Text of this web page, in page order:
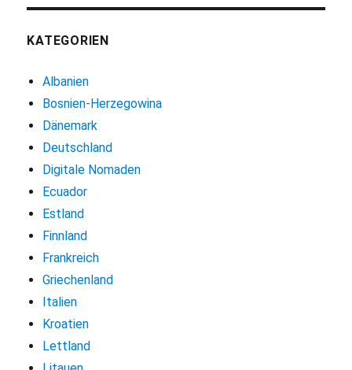
KATEGORIEN
Albanien
Bosnien-Herzegowina
Dänemark
Deutschland
Digitale Nomaden
Ecuador
Estland
Finnland
Frankreich
Griechenland
Italien
Kroatien
Lettland